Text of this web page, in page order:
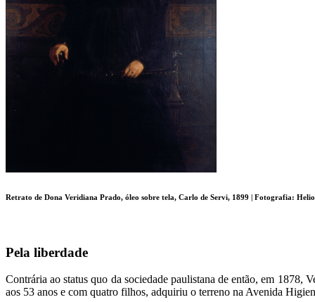
Retrato de Dona Veridiana Prado, óleo sobre tela, Carlo de Servi, 1899 | Fotografia:
Pela liberdade
Contrária ao status quo da sociedade paulistana de então, em 1878,
aos 53 anos e com quatro filhos, adquiriu o terreno na Avenida